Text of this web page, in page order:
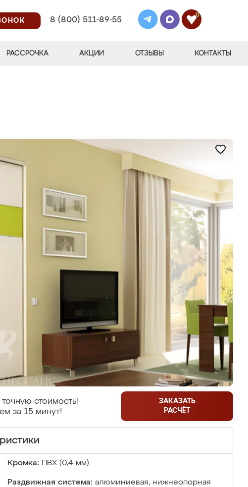
8 (800) 511-89-55
0
РАССРОЧКА АКЦИИ ОТЗЫВЫ КОНТАКТЫ
стоимость!
за 15 минут!
ЗАКАЗАТЬ
РАСЧЁТ
Кромка: ПВХ (0,4 мм)
Раздвижная система: алюминиевая, нижнеопорная